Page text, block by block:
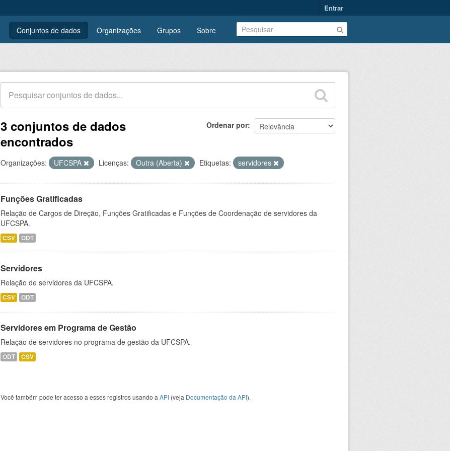
Entrar
Conjuntos de dados Organizações Grupos Sobre
Ordenar por
3 conjuntos de dados
encontrados
Organizações: UFCSPA Licenças: Outra (Aberta) Etiquetas: servidores
Funções Gratificadas
Relação de Cargos de Direção, Funções Gratificadas e Funções de Coordenação de servidores da
UFCSPA.
CSV ODT
Servidores
Relação de servidores da UFCSPA.
CSV ODT
Servidores em Programa de Gestão
Relação de servidores no programa de gestão da UFCSPA.
ODT CSV
Você também pode ter acesso a esses registros usando a API (veja Documentação da API).